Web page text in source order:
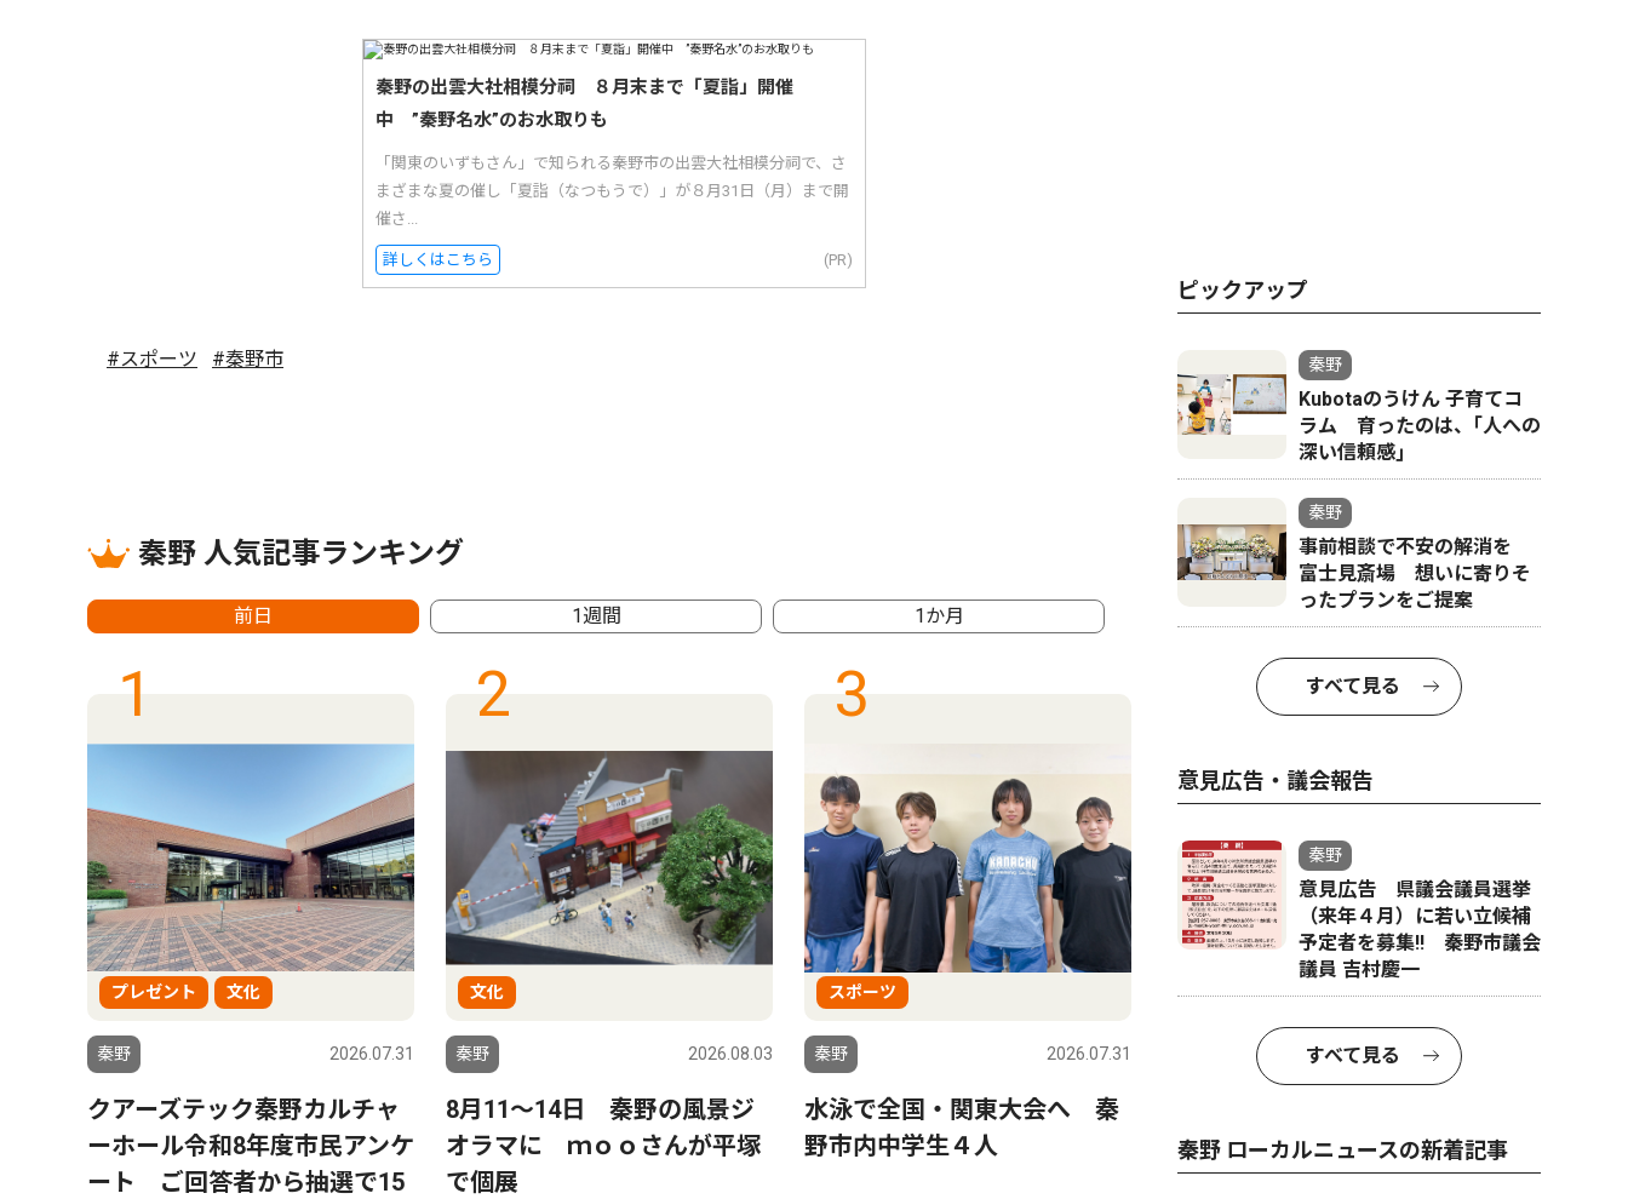
秦野の出雲大社相模分祠 ８月末まで「夏詣」開催
中 ”秦野名水”のお水取りも
「関東のいずもさん」で知られる秦野市の出雲大社相模分祠で、さ
まざまな夏の催し「夏詣（なつもうで）」が８月31日（月）まで開
催さ...
詳しくはこちら (PR)
#スポーツ #秦野市
秦野 人気記事ランキング
前日 1週間 1か月
1
プレゼント 文化
秦野 2026.07.31
クアーズテック秦野カルチャ
ーホール令和8年度市民アンケ
ート ご回答者から抽選で15
2
文化
秦野 2026.08.03
8月11〜14日 秦野の風景ジ
オラマに ｍｏｏさんが平塚
で個展
3
スポーツ
秦野 2026.07.31
水泳で全国・関東大会へ 秦
野市内中学生４人
スポーツ
2026.07.31
かしん旗争奪野球大会
経験生か
ピックアップ
秦野
Kubotaのうけん 子育てコ
ラム 育ったのは、｢人への
深い信頼感｣
秦野
事前相談で不安の解消を
富士見斎場 想いに寄りそ
ったプランをご提案
すべて見る
意見広告・議会報告
秦野
意見広告 県議会議員選挙
（来年４月）に若い立候補
予定者を募集‼ 秦野市議会
議員 吉村慶一
すべて見る
秦野 ローカルニュースの新着記事